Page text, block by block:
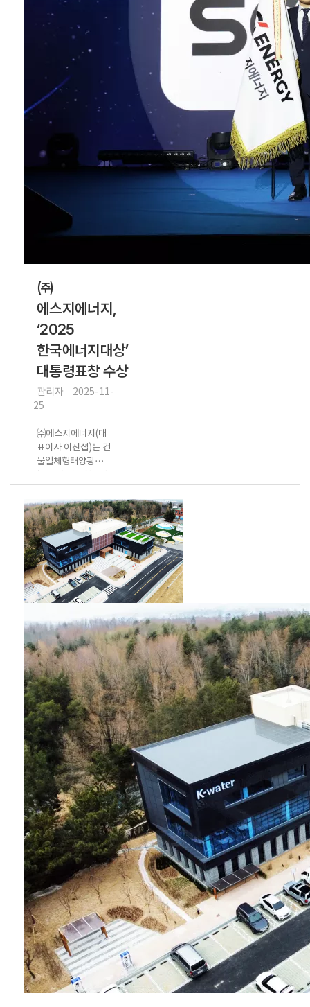
문기업으로서 100억
원 이상 매출을 달성
하며 지역을 대표하
는 친환경 에너지
㈜
에스지에너지,
‘2025
한국에너지대상’
대통령표창 수상
관리자
2025-11-
25
㈜에스지에너지(대
표이사 이진섭)는 건
물일체형태양광
여한 공로를 인정받
아 ‘2025 한국에너지
대상’에서 대통령표
창을 수상했다. 시상
식은 11월 17일 서울
중구 더플라자호텔
에서 열렸으며, 재생
에너지 산업 발전에
개인에게 포상이 수
여됐다. 올해로 47회
를 맞은 한국에너지
대상은 기후에너지
환경부가 주최하고
한국에너지공단이
주관하는 국내 최대
규모의 에너지 정책
분야 포상으로, 탄소
중립 실현, 에너지 효
율 향상, 재생에너지
보급 확대 등에 기여
한 기관·기업·개인
을 선정해 수여하는
시상식이다. ㈜에스
지에너지는 BIPV 분
야에서 지속적인 연
구개발을 통해 국내
재생에너지 ...